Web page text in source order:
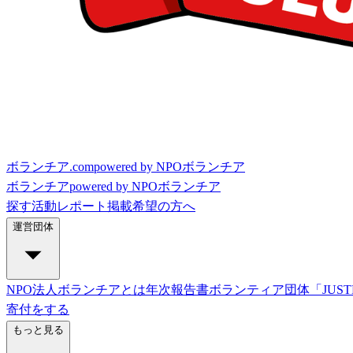
ボランチア.compowered by NPOボランチア
ボランチアpowered by NPOボランチア
探す活動レポート 掲載希望の方へ
運営団体
NPO法人ボランチアとは年次報告書ボランティア団体「
寄付をする
もっと見る